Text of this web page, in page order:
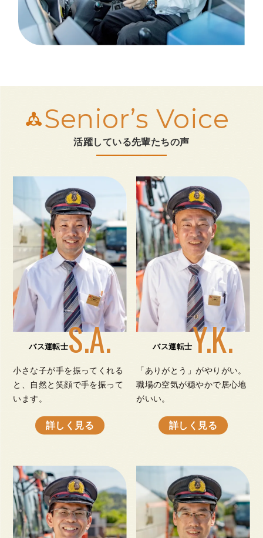
Senior’s Voice
活躍している先輩たちの声
バス運転士S.A.
小さな子が手を振ってくれる
と、自然と笑顔で手を振って
います。
詳しく見る
バス運転士Y.K.
「ありがとう」がやりがい。
職場の空気が穏やかで居心地
がいい。
詳しく見る